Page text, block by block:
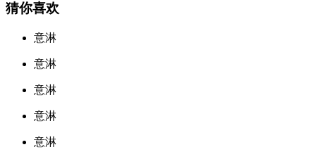
猜你喜欢
意淋
意淋
意淋
意淋
意淋